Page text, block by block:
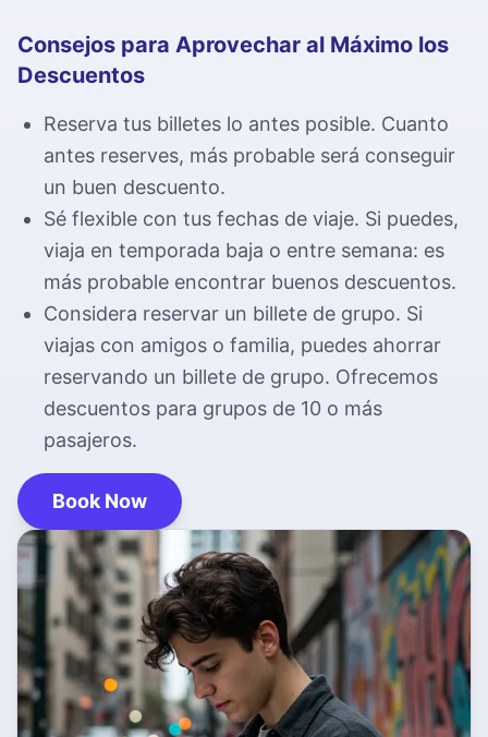
Servicios para el aeropuerto de Linate
Servicios para el aeropuerto de Bergamo
Aeropuerto de Dublin
Consejos para Aprovechar al Máximo los
Descuentos
Reserva tus billetes lo antes posible. Cuanto
antes reserves, más probable será conseguir
un buen descuento.
Sé flexible con tus fechas de viaje. Si puedes,
viaja en temporada baja o entre semana: es
más probable encontrar buenos descuentos.
Considera reservar un billete de grupo. Si
viajas con amigos o familia, puedes ahorrar
reservando un billete de grupo. Ofrecemos
descuentos para grupos de 10 o más
pasajeros.
Book Now